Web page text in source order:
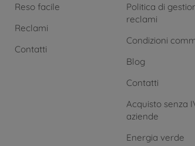
Reso facile
Reclami
Contatti
Politica di
reclami
Condizioni
Blog
Contatti
Acquisto senza
aziende
Energia verde